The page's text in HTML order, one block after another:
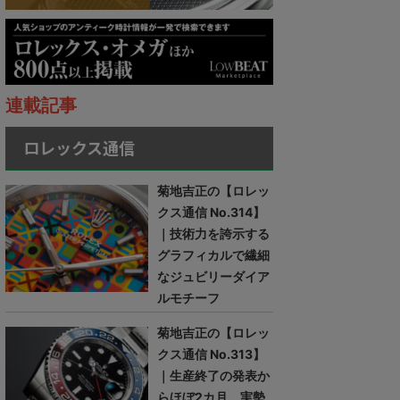
連載記事
ロレックス通信
菊地吉正の【ロレッ
クス通信 No.314】
｜技術力を誇示する
グラフィカルで繊細
なジュビリーダイア
ルモチーフ
菊地吉正の【ロレッ
クス通信 No.313】
｜生産終了の発表か